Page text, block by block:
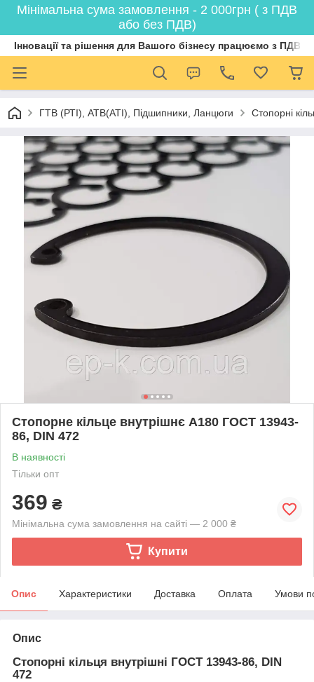
Мінімальна сума замовлення - 2 000грн ( з ПДВ
або без ПДВ)
Інновації та рішення для Вашого бізнесу працюємо з ПДВ
ГТВ (РТI), АТВ(АТI), Пiдшипники, Ланцюги Стопорні
Стопорне кільце внутрішнє А180 ГОСТ 13943-
86, DIN 472
В наявності
Тільки опт
369 ₴
Мінімальна сума замовлення на сайті — 2 000 ₴
Купити
Опис Характеристики Доставка Оплата Умови
Опис
Стопорні кільця внутрішні ГОСТ 13943-86, DIN
472